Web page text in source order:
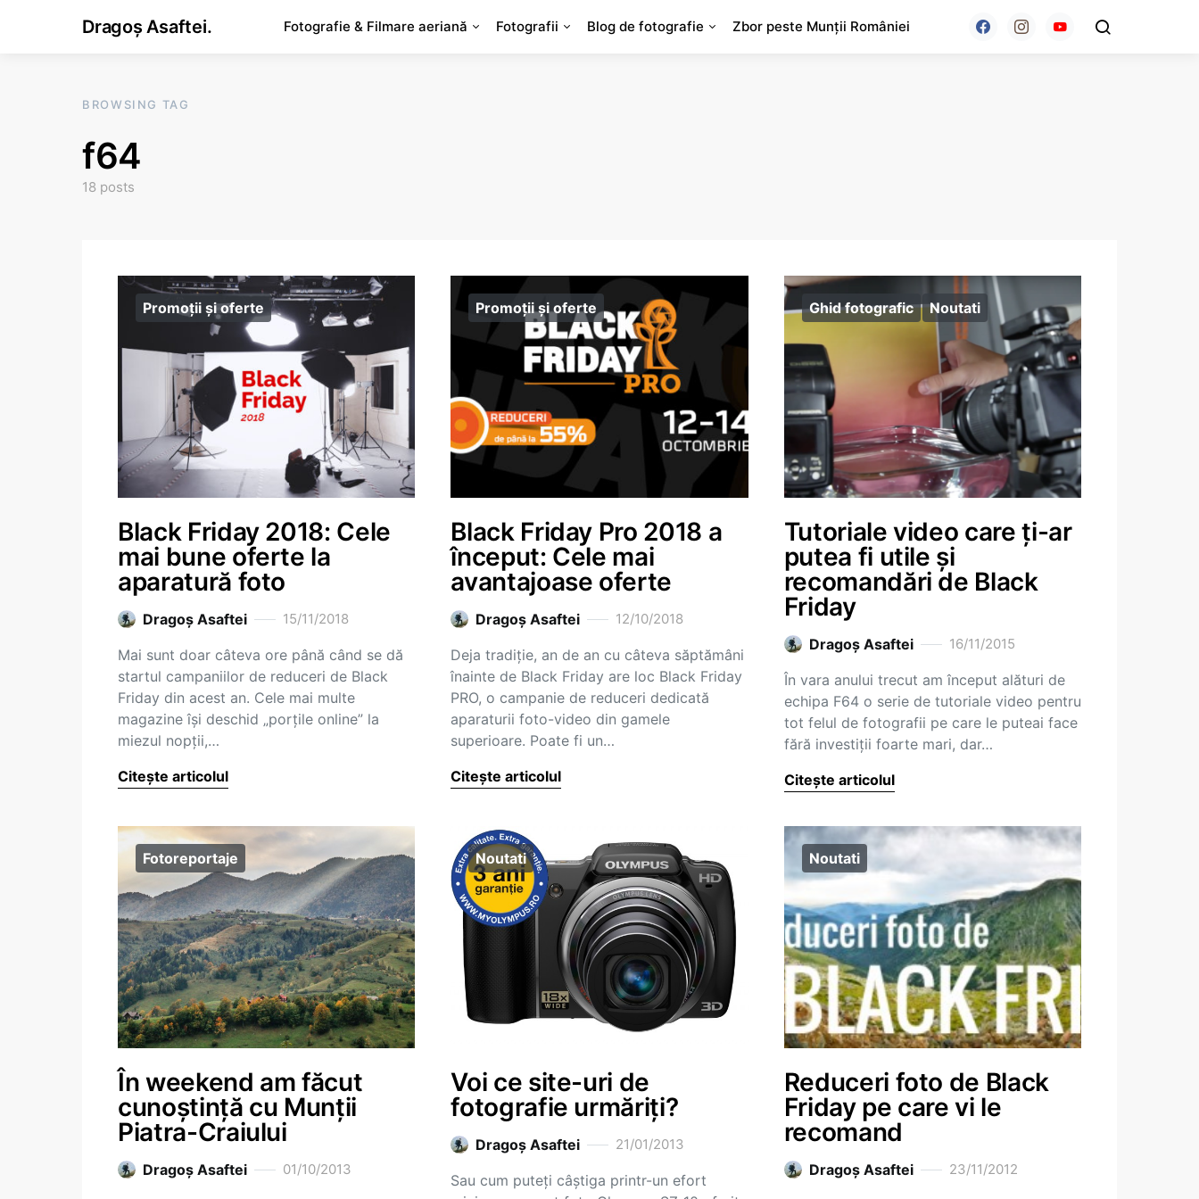
Dragoș Asaftei. Fotografie & Filmare aeriană Fotografii Blog de fotografie Zbor peste Munții României
BROWSING TAG
f64
18 posts
Promoții și oferte
Black Friday 2018: Cele
mai bune oferte la
aparatură foto
Dragoş Asaftei 15/11/2018
Mai sunt doar câteva ore până când se dă
startul campaniilor de reduceri de Black
Friday din acest an. Cele mai multe
magazine își deschid „porțile online” la
miezul nopții,…
Citește articolul
Promoții și oferte
Black Friday Pro 2018 a
început: Cele mai
avantajoase oferte
Dragoş Asaftei 12/10/2018
Deja tradiție, an de an cu câteva săptămâni
înainte de Black Friday are loc Black Friday
PRO, o campanie de reduceri dedicată
aparaturii foto-video din gamele
superioare. Poate fi un…
Citește articolul
Ghid fotografic Noutati
Tutoriale video care ți-ar
putea fi utile și
recomandări de Black
Friday
Dragoş Asaftei 16/11/2015
În vara anului trecut am început alături de
echipa F64 o serie de tutoriale video pentru
tot felul de fotografii pe care le puteai face
fără investiții foarte mari, dar…
Citește articolul
Fotoreportaje
În weekend am făcut
cunoștință cu Munții
Piatra-Craiului
Dragoş Asaftei 01/10/2013
Noutati
Voi ce site-uri de
fotografie urmăriți?
Dragoş Asaftei 21/01/2013
Sau cum puteți câștiga printr-un efort
Noutati
Reduceri foto de Black
Friday pe care vi le
recomand
Dragoş Asaftei 23/11/2012